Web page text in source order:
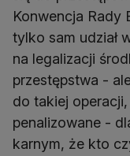
Konwencja Rady
tylko sam udział
na legalizacji
przestępstwa -
do takiej
penalizowane -
karnym, że kto